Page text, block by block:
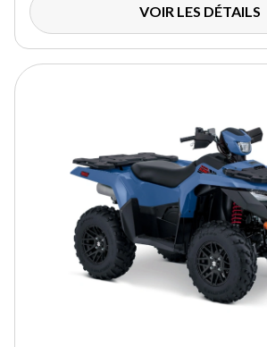
VOIR LES DÉTAILS